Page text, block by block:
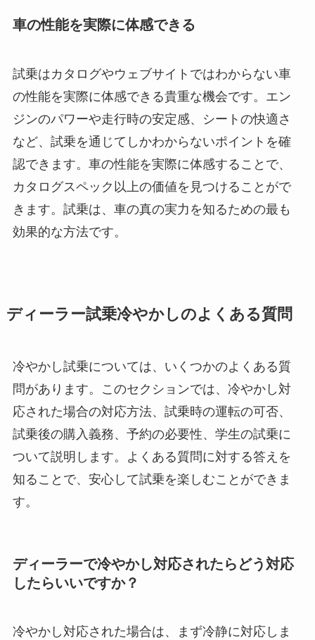
車の性能を実際に体感できる
試乗はカタログやウェブサイトではわからない車
の性能を実際に体感できる貴重な機会です。エン
ジンのパワーや走行時の安定感、シートの快適さ
など、試乗を通じてしかわからないポイントを確
認できます。車の性能を実際に体感することで、
カタログスペック以上の価値を見つけることがで
きます。試乗は、車の真の実力を知るための最も
効果的な方法です。
ディーラー試乗冷やかしのよくある質問
冷やかし試乗については、いくつかのよくある質
問があります。このセクションでは、冷やかし対
応された場合の対応方法、試乗時の運転の可否、
試乗後の購入義務、予約の必要性、学生の試乗に
ついて説明します。よくある質問に対する答えを
知ることで、安心して試乗を楽しむことができま
す。
ディーラーで冷やかし対応されたらどう対応
したらいいですか？
冷やかし対応された場合は、まず冷静に対応しま